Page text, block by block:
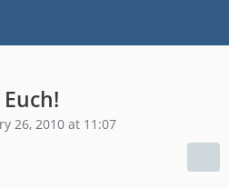
26, 2010 at 11:07